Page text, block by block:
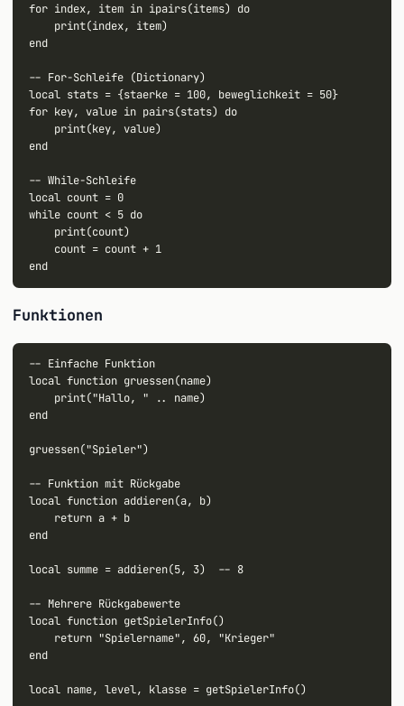
for index, item in ipairs(items) do
    print(index, item)
end
-- For-Schleife (Dictionary)
local stats = {staerke = 100, beweglichkeit = 50}
for key, value in pairs(stats) do
    print(key, value)
end
-- While-Schleife
local count = 0
while count < 5 do
    print(count)
    count = count + 1
end
Funktionen
-- Einfache Funktion
local function gruessen(name)
    print("Hallo, " .. name)
end
gruessen("Spieler")
-- Funktion mit Rückgabe
local function addieren(a, b)
    return a + b
end
local summe = addieren(5, 3)  -- 8
-- Mehrere Rückgabewerte
local function getSpielerInfo()
    return "Spielername", 60, "Krieger"
end
local name, level, klasse = getSpielerInfo()